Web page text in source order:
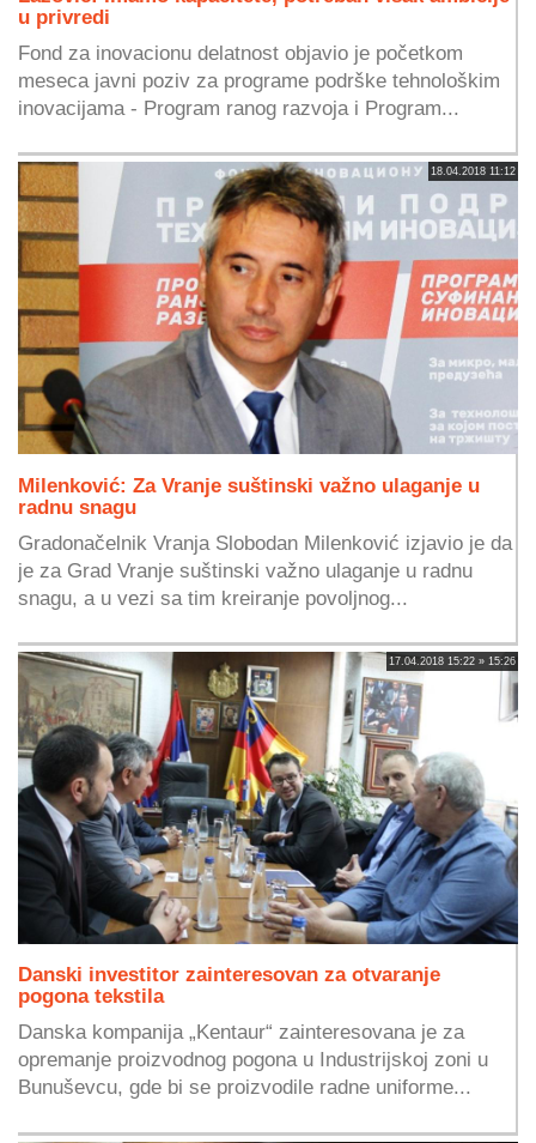
u privredi
Fond za inovacionu delatnost objavio je početkom
meseca javni poziv za programe podrške tehnološkim
inovacijama - Program ranog razvoja i Program...
18.04.2018 11:12
Milenković: Za Vranje suštinski važno ulaganje u
radnu snagu
Gradonačelnik Vranja Slobodan Milenković izjavio je da
je za Grad Vranje suštinski važno ulaganje u radnu
snagu, a u vezi sa tim kreiranje povoljnog...
17.04.2018 15:22 » 15:26
Danski investitor zainteresovan za otvaranje
pogona tekstila
Danska kompanija „Kentaur“ zainteresovana je za
opremanje proizvodnog pogona u Industrijskoj zoni u
Bunuševcu, gde bi se proizvodile radne uniforme...